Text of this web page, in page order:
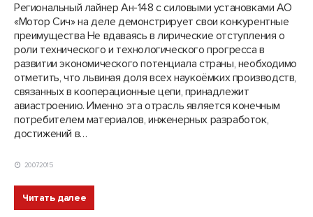
Региональный лайнер Ан-148 с силовыми установками АО
«Мотор Сич» на деле демонстрирует свои конкурентные
преимущества Не вдаваясь в лирические отступления о
роли технического и технологического прогресса в
развитии экономического потенциала страны, необходимо
отметить, что львиная доля всех наукоёмких производств,
связанных в кооперационные цепи, принадлежит
авиастроению. Именно эта отрасль является конечным
потребителем материалов, инженерных разработок,
достижений в…
20.07.2015
Читать далее